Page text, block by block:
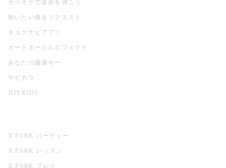
カラオケで楽器を弾こう
歌いたい曲をリクエスト
キョクナビアプリ
オートボーカルエフェクト
あなたの最適キー
サビカラ
JOYKIDS
X PARK パーティー
X PARK レッスン
X PARK プレイ